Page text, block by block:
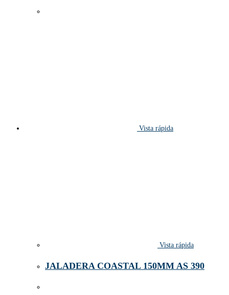
Vista rápida
Vista rápida
JALADERA COASTAL 150MM AS 390